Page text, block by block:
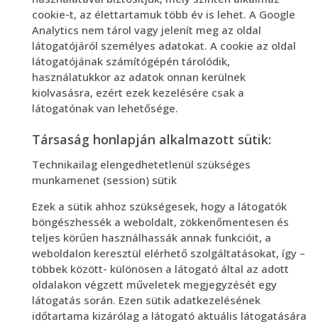
cookie-t, az élettartamuk több év is lehet. A Google
Analytics nem tárol vagy jelenít meg az oldal
látogatójáról személyes adatokat. A cookie az oldal
látogatójának számítógépén tárolódik,
használatukkor az adatok onnan kerülnek
kiolvasásra, ezért ezek kezelésére csak a
látogatónak van lehetősége.
Társaság honlapján alkalmazott sütik:
Technikailag elengedhetetlenül szükséges
munkamenet (session) sütik
Ezek a sütik ahhoz szükségesek, hogy a látogatók
böngészhessék a weboldalt, zökkenőmentesen és
teljes körűen használhassák annak funkcióit, a
weboldalon keresztül elérhető szolgáltatásokat, így –
többek között- különösen a látogató által az adott
oldalakon végzett műveletek megjegyzését egy
látogatás során. Ezen sütik adatkezelésének
időtartama kizárólag a látogató aktuális látogatására